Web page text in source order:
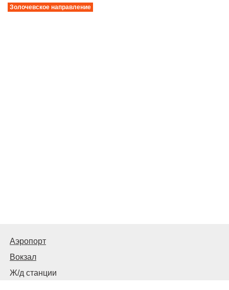
Золочевское направление
Аэропорт
Вокзал
Ж/д станции